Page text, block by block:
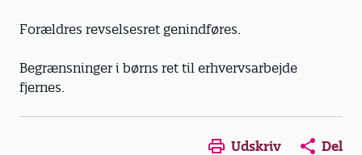
Forældres revselsesret genindføres.
Begrænsninger i børns ret til erhvervsarbejde
fjernes.
Opens in a new window
Opens in a new
Opens in
Udskriv Del